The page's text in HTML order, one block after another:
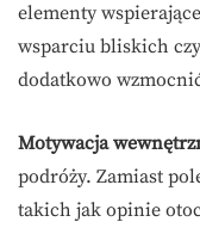
elementy
wsparciu bliskich
dodatkowo
Motywacja
podróży. Zamiast
takich jak opinie